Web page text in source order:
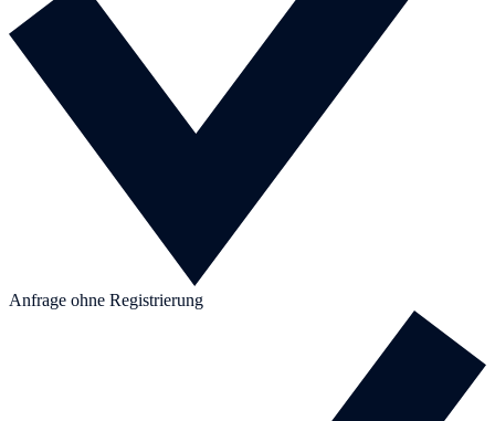
Anfrage ohne Registrierung